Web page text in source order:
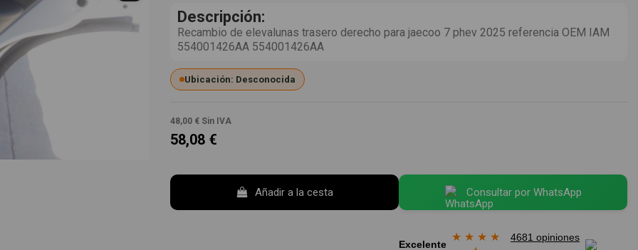
Descripción:
Recambio de elevalunas trasero derecho para jaecoo 7 phev 2025 referencia OEM IAM
554001426AA 554001426AA
Ubicación: Desconocida
48,00 € Sin IVA
58,08 €
Añadir a la cesta Consultar por WhatsApp
Excelente
★ ★ ★ ★
4681 opiniones